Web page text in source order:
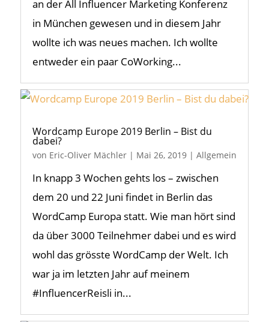
an der All Influencer Marketing Konferenz
in München gewesen und in diesem Jahr
wollte ich was neues machen. Ich wollte
entweder ein paar CoWorking...
Wordcamp Europe 2019 Berlin – Bist du
dabei?
von Eric-Oliver Mächler| Mai 26, 2019| Allgemein
In knapp 3 Wochen gehts los – zwischen
dem 20 und 22 Juni findet in Berlin das
WordCamp Europa statt. Wie man hört sind
da über 3000 Teilnehmer dabei und es wird
wohl das grösste WordCamp der Welt. Ich
war ja im letzten Jahr auf meinem
#InfluencerReisli in...